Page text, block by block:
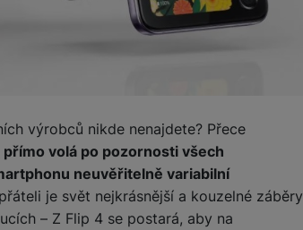
výrobců nikde nenajdete? Přece
přímo volá po pozornosti všech
neuvěřitelně variabilní
je svět nejkrásnější a kouzelné záběry
– Z Flip 4 se postará, aby na